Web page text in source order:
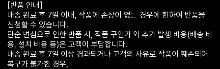
[반품 안내]
배송 완료 후 7일 이내, 작품에 손상이 없는 경우에 한하여 반품을
신청할 수 있습니다.
단순 변심으로 인한 반품 시, 작품 구입가 외 추가 발생 비용(배송 비
용, 설치 비용 등)은 고객이 부담합니다.
배송 완료 후 7일 이상 경과되거나 고객의 사유로 작품이 훼손되어
복구가 불가한 경우,